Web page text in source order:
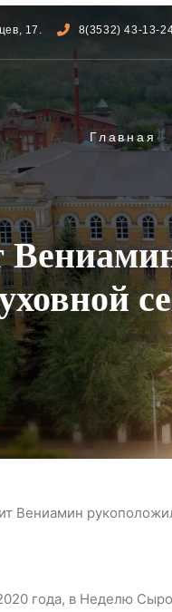
17. 8(3532) 43-13-
Главная
Вениамин
года, в Неделю